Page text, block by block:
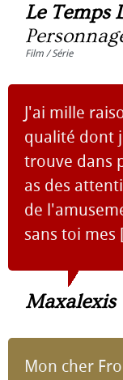
Le Temps
Film / Série
J'ai mille
qualité dont
trouve dans
as des
de
sans toi mes
Maxalexis
Mon cher